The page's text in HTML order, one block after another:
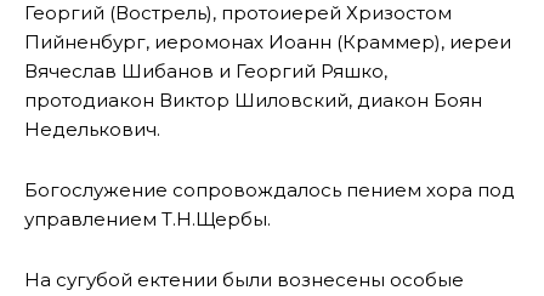
Георгий (Вострель), протоиерей Хризостом
Пийненбург, иеромонах Иоанн (Краммер), иереи
Вячеслав Шибанов и Георгий Ряшко,
протодиакон Виктор Шиловский, диакон Боян
Неделькович.
Богослужение сопровождалось пением хора под
управлением Т.Н.Щербы.
На сугубой ектении были вознесены особые